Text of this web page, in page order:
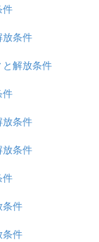
件
放条件
と解放条件
件
放条件
放条件
件
条件
条件